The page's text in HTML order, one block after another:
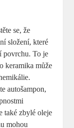
se, že
složení, které
povrchu. To je
keramika může
autošampon,
také zbylé oleje
mohou